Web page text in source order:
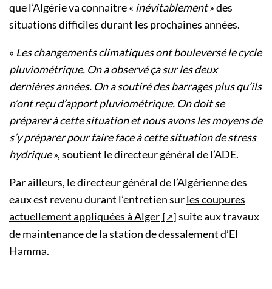
que l’Algérie va connaitre « inévitablement» des
situations difficiles durant les prochaines années.
« Les changements climatiques ont bouleversé le cycle
pluviométrique. On a observé ça sur les deux
dernières années. On a soutiré des barrages plus qu’ils
n’ont reçu d’apport pluviométrique. On doit se
préparer à cette situation et nous avons les moyens de
s’y préparer pour faire face à cette situation de stress
hydrique», soutient le directeur général de l’ADE.
Par ailleurs, le directeur général de l’Algérienne des
eaux est revenu durant l’entretien surles coupures
actuellement appliquées à Alger
suite aux travaux
de maintenance de la station de dessalement d’El
Hamma.